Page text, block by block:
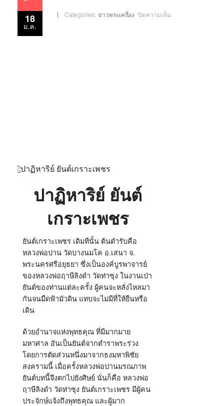
18
ม.ค.
Categories: ข่าวพระเครื่อง ปิดความเห็นบน
ปาฏิหาริย์
ปาฏิหาริย์ ยันต์
เกราะเพชร
ยันต์เกราะเพชร เดิมทีนั้น ต้นตำรับคือ
หลวงพ่อปาน วัดบางนมโค อ.เสนา จ.
พระนครศรีอยุธยา ซึ่งเป็นองค์บูรพาจารย์
ของหลวงพ่อฤาษีลิงดำ วัดท่าซุง ในงานเป่า
ยันต์ของท่านแต่ละครั้ง ผู้คนจะหลั่งไหลมา
กันจนมืดฟ้ามัวดิน แทบจะไม่มีที่ให้ยืนหรือ
เดิน
ด้วยอำนาจแห่งพุทธคุณ ที่มีมากมาย
มหาศาล อันเป็นยันต์จากตำราพระร่วง
โดยการตัดส่วนหนึ่งมาจากธงมหาพิชัย
สงครามนี้ เมื่อครั้งหลวงพ่อปานมรณภาพ
ยันต์บทนี้จึงตกไปยังศิษย์ นั่นก็คือ หลวงพ่อ
ฤาษีลิงดำ วัดท่าซุง ยันต์เกราะเพชร มีผู้คน
ประจักษ์แจ้งถึงพุทธคุณ และผู้มาก